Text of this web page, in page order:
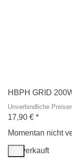
HBPH GRID
Unverbindliche
17,90 € *
Momentan nicht
Ausverkauft